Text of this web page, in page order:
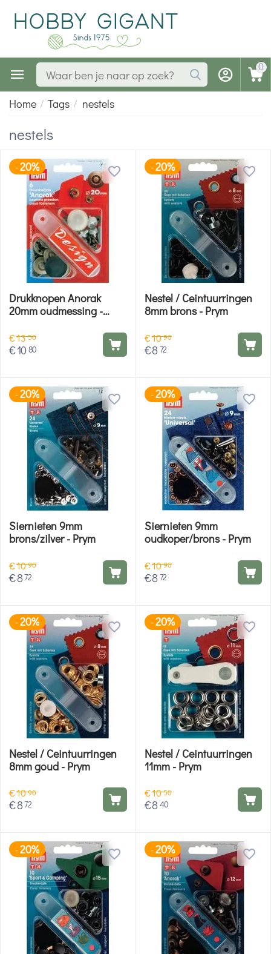
0
Home / Tags / nestels
nestels
-20%
Drukknopen Anorak
20mm oudmessing -
€1350
€1080
-20%
Nestel / Ceintuurringen
8mm brons - Prym
€1090
€8 72
-20%
Siernieten 9mm
brons/zilver - Prym
€1090
€872
-20%
Siernieten 9mm
oudkoper/brons - Prym
€1090
€8 72
-20%
Nestel / Ceintuurringen
8mm goud - Prym
€1090
€872
-20%
Nestel / Ceintuurringen
11mm - Prym
€1050
€8 40
-20% -20%